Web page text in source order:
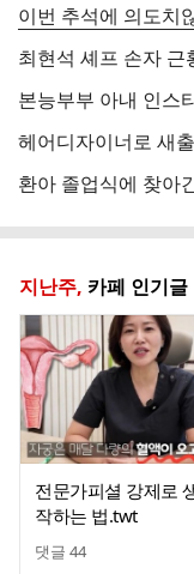
이번 추석에 의도치
최현석 셰프 손자 근
본능부부 아내 인스
헤어디자이너로 새
환아 졸업식에 찾아
지난주, 카페 인기글
전문가피셜 강제로
작하는 법.twt
댓글 44